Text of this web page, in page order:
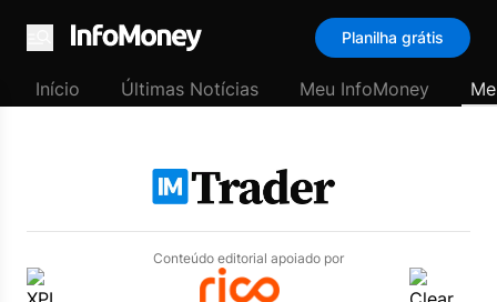
Menu
Planilha grátis
Início Últimas Notícias Meu InfoMoney
Conteúdo editorial apoiado por